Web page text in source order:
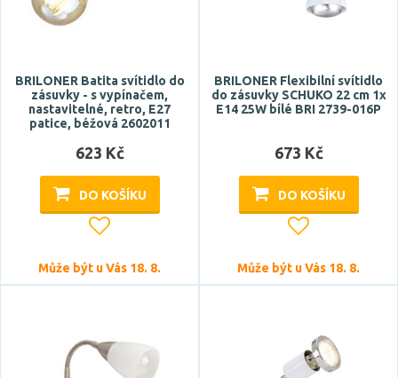
Stmívatelné
Úhel vyzařování
BRILONER Batita svítidlo do
zásuvky - s vypínačem,
nastavitelné, retro, E27
patice, béžová 2602011
623 Kč
DO KOŠÍKU
Může být u Vás 18. 8.
BRILONER Flexibilní svítidlo
do zásuvky SCHUKO 22 cm 1x
E14 25W bílé BRI 2739-016P
673 Kč
DO KOŠÍKU
Může být u Vás 18. 8.